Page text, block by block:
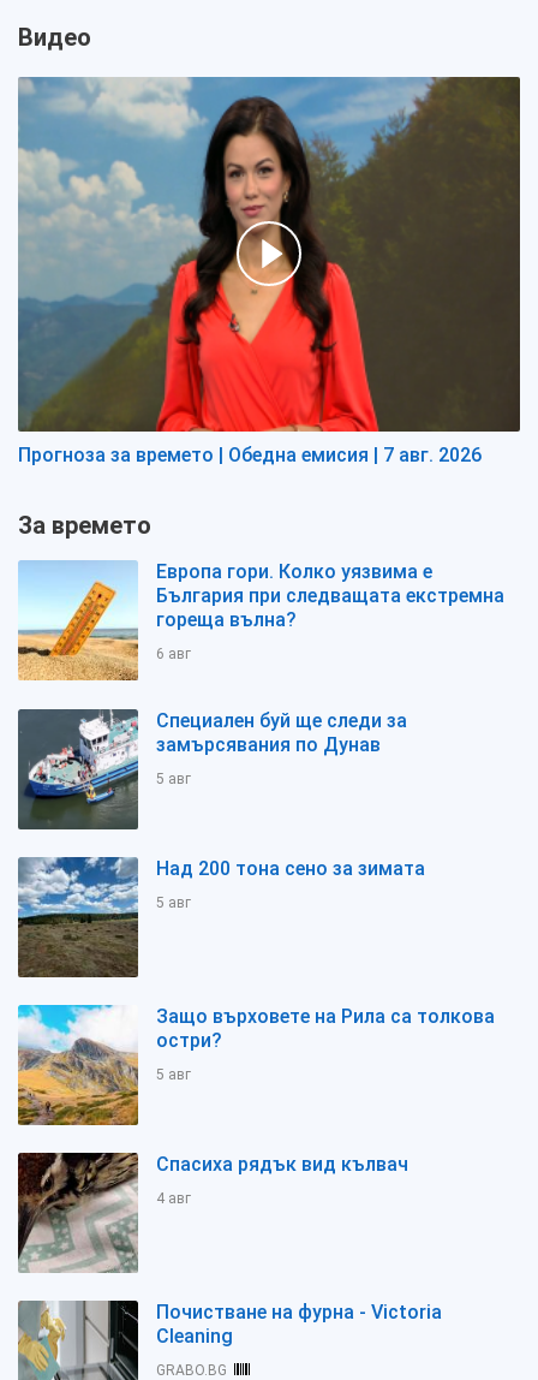
Видео
Прогноза за времето | Обедна емисия | 7 авг. 2026
За времето
Европа гори. Колко уязвима е
България при следващата екстремна
гореща вълна?
6 авг
Специален буй ще следи за
замърсявания по Дунав
5 авг
Над 200 тона сено за зимата
5 авг
Защо върховете на Рила са толкова
остри?
5 авг
Спасиха рядък вид кълвач
4 авг
Почистване на фурна - Victoria
Cleaning
GRABO.BG